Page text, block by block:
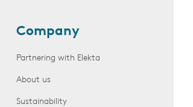
Company
Partnering with Elekta
About us
Sustainability